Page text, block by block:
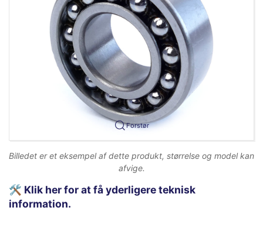
Forstør
Billedet er et eksempel af dette produkt, størrelse og model kan
afvige.
🛠️ Klik her for at få yderligere teknisk
information.